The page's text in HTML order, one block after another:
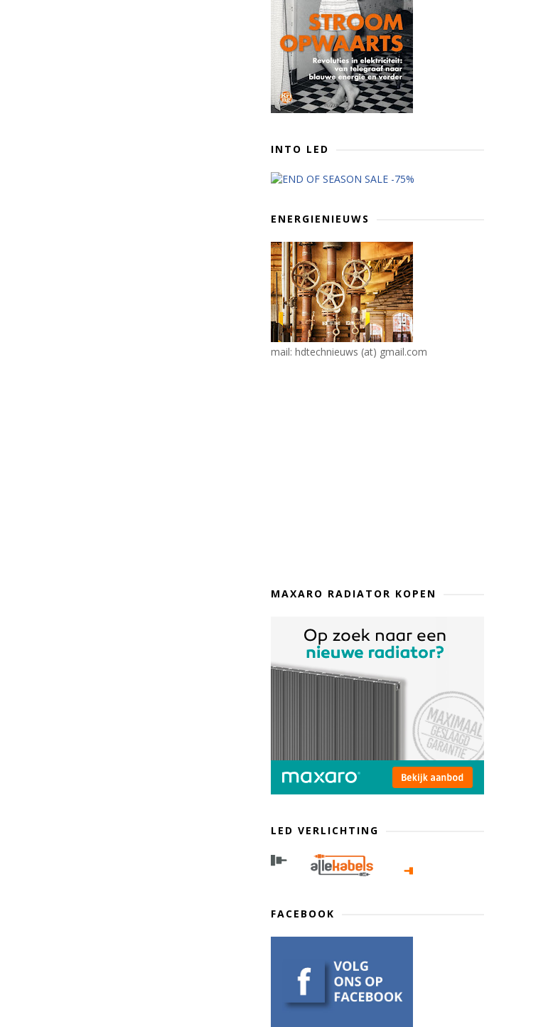
INTO LED
ENERGIENIEUWS
mail: hdtechnieuws (at) gmail.com
MAXARO RADIATOR KOPEN
LED VERLICHTING
FACEBOOK